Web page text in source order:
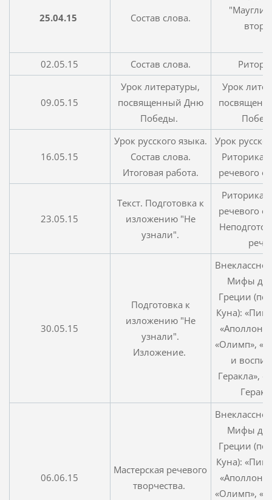
25.04.15 Состав слова.
02.05.15 Cостав слова.
09.05.15
Урок литературы,
посвященный Дню
Победы.
Урок
16.05.15
Урок русского языка.
Cостав слова.
Итоговая работа.
Урок
Риторика.
речевого
23.05.15
Текст. Подготовка к
изложению "Не
узнали".
Риторика.
речевого
30.05.15
Подготовка к
изложению "Не
узнали".
Изложение.
Мифы
Греции
Куна):
«Аполлон
«Олимп»,
и
Геракла»,
06.06.15
Мастерская речевого
творчества.
Мифы
Греции
Куна):
«Аполлон
«Олимп»,